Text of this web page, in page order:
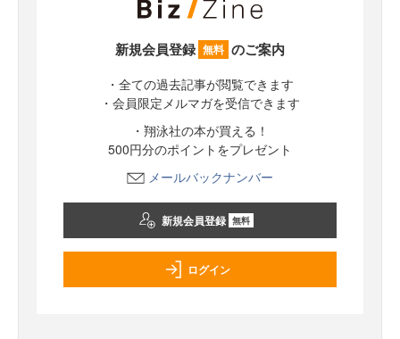
新規会員登録 無料 のご案内
・全ての過去記事が閲覧できます
・会員限定メルマガを受信できます
・翔泳社の本が買える！
500円分のポイントをプレゼント
メールバックナンバー
新規会員登録 無料
ログイン